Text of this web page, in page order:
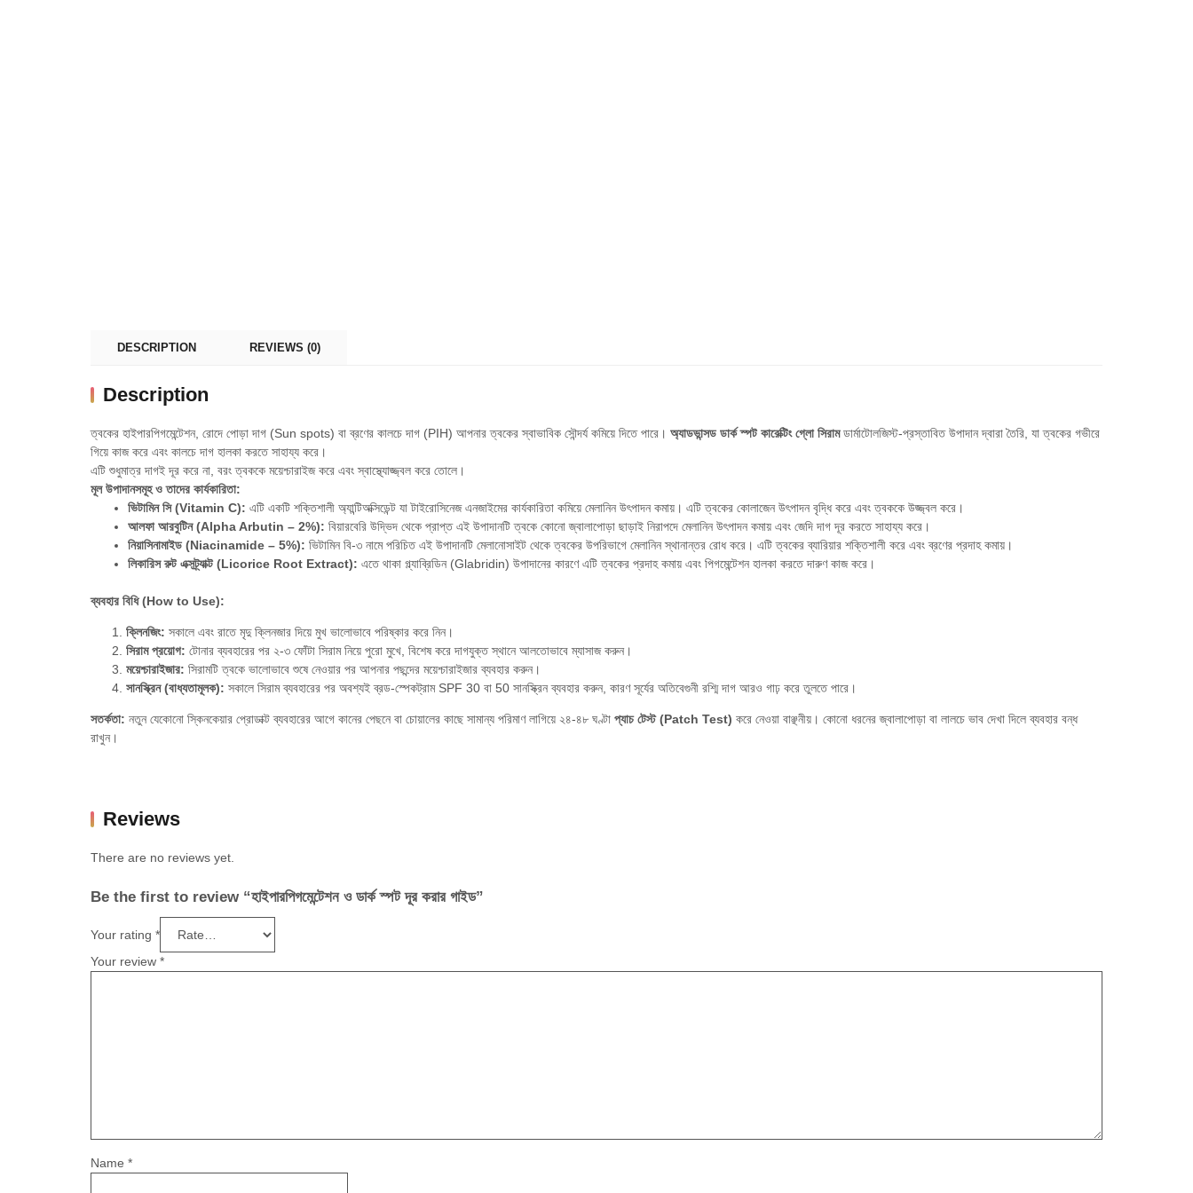
DESCRIPTION REVIEWS (0)
Description
ত্বকের হাইপারপিগমেন্টেশন, রোদে পোড়া দাগ (Sun spots) বা ব্রণের কালচে দাগ (PIH) আপনার ত্বকের স্বাভাবিক সৌন্দর্য কমিয়ে দিতে পারে । অ্যাডভান্সড ডার্ক স্পট কারেক্টিং গ্লো সিরামডার্মাটোলজিস্ট-প্রস্তাবিত উপাদান দ্বারা তৈরি, যা ত্বকের গভীরে
গিয়ে কাজ করে এবং কালচে দাগ হালকা করতে সাহায্য করে ।
এটি শুধুমাত্র দাগই দূর করে না, বরং ত্বককে ময়েশ্চারাইজ করে এবং স্বাস্থ্যোজ্জ্বল করে তোলে ।
মূল উপাদানসমূহ ও তাদের কার্যকারিতা:
ভিটামিন সি (Vitamin C): এটি একটি শক্তিশালী অ্যান্টিঅক্সিডেন্ট যা টাইরোসিনেজ এনজাইমের কার্যকারিতা কমিয়ে মেলানিন উৎপাদন কমায় । এটি ত্বকের কোলাজেন উৎপাদন বৃদ্ধি করে এবং ত্বককে উজ্জ্বল করে ।
আলফা আরবুটিন (Alpha Arbutin – 2%): বিয়ারবেরি উদ্ভিদ থেকে প্রাপ্ত এই উপাদানটি ত্বকে কোনো জ্বালাপোড়া ছাড়াই নিরাপদে মেলানিন উৎপাদন কমায় এবং জেদি দাগ দূর করতে সাহায্য করে ।
নিয়াসিনামাইড (Niacinamide – 5%): ভিটামিন বি-৩ নামে পরিচিত এই উপাদানটি মেলানোসাইট থেকে ত্বকের উপরিভাগে মেলানিন স্থানান্তর রোধ করে । এটি ত্বকের ব্যারিয়ার শক্তিশালী করে এবং ব্রণের প্রদাহ কমায় ।
লিকারিস রুট এক্সট্র্যাক্ট (Licorice Root Extract): এতে থাকা গ্ল্যাব্রিডিন (Glabridin) উপাদানের কারণে এটি ত্বকের প্রদাহ কমায় এবং পিগমেন্টেশন হালকা করতে দারুণ কাজ করে ।
ব্যবহার বিধি (How to Use):
ক্লিনজিং: সকালে এবং রাতে মৃদু ক্লিনজার দিয়ে মুখ ভালোভাবে পরিষ্কার করে নিন।
সিরাম প্রয়োগ: টোনার ব্যবহারের পর ২-৩ ফোঁটা সিরাম নিয়ে পুরো মুখে, বিশেষ করে দাগযুক্ত স্থানে আলতোভাবে ম্যাসাজ করুন।
ময়েশ্চারাইজার: সিরামটি ত্বকে ভালোভাবে শুষে নেওয়ার পর আপনার পছন্দের ময়েশ্চারাইজার ব্যবহার করুন।
সানস্ক্রিন (বাধ্যতামূলক): সকালে সিরাম ব্যবহারের পর অবশ্যই ব্রড-স্পেকট্রাম SPF 30 বা 50 সানস্ক্রিন ব্যবহার করুন, কারণ সূর্যের অতিবেগুনী রশ্মি দাগ আরও গাঢ় করে তুলতে পারে ।
সতর্কতা: নতুন যেকোনো স্কিনকেয়ার প্রোডাক্ট ব্যবহারের আগে কানের পেছনে বা চোয়ালের কাছে সামান্য পরিমাণ লাগিয়ে ২৪-৪৮ ঘণ্টা প্যাচ টেস্ট (Patch Test) করে নেওয়া বাঞ্ছনীয় । কোনো ধরনের জ্বালাপোড়া বা লালচে ভাব দেখা দিলে ব্যবহার বন্ধ
রাখুন।
Reviews
There are no reviews yet.
Be the first to review “হাইপারপিগমেন্টেশন ও ডার্ক স্পট দূর করার গাইড”
Your rating *
Your review *
Name *